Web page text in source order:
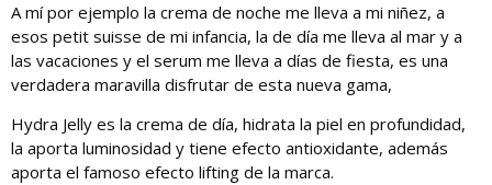
A mí por ejemplo la crema de noche me lleva a mi niñez, a
esos petit suisse de mi infancia, la de día me lleva al mar y a
las vacaciones y el serum me lleva a días de fiesta, es una
verdadera maravilla disfrutar de esta nueva gama,
Hydra Jelly es la crema de día, hidrata la piel en profundidad,
la aporta luminosidad y tiene efecto antioxidante, además
aporta el famoso efecto lifting de la marca.